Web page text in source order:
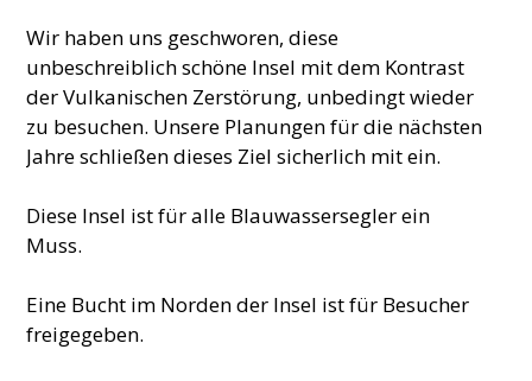
Wir haben uns geschworen, diese
unbeschreiblich schöne Insel mit dem Kontrast
der Vulkanischen Zerstörung, unbedingt wieder
zu besuchen. Unsere Planungen für die nächsten
Jahre schließen dieses Ziel sicherlich mit ein.
Diese Insel ist für alle Blauwassersegler ein
Muss.
Eine Bucht im Norden der Insel ist für Besucher
freigegeben.